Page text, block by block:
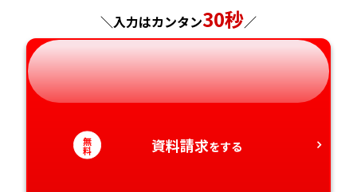
神奈川県
長野県
岐阜県
静岡県
愛知県
兵庫県
奈良県
和歌山県
広島県
山口県
徳島県
香川県
長崎県
熊本県
大分県
宮崎県
＼入力はカンタン30秒／
無
料 資料請求をする